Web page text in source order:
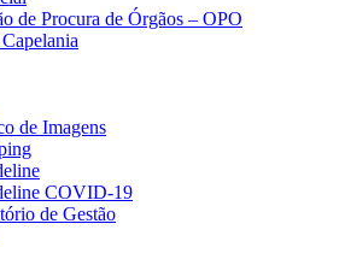
de Procura de Órgãos – OPO
de Imagens
COVID-19
de Gestão